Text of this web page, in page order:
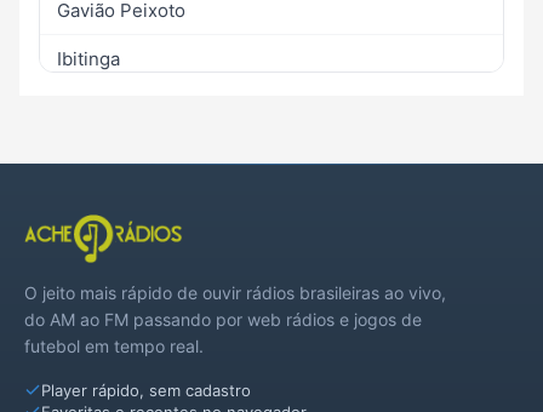
Gavião Peixoto
Ibitinga
Motuca
Nova Europa
Ribeirão Bonito
Rincão
O jeito mais rápido de ouvir rádios brasileiras ao vivo,
do AM ao FM passando por web rádios e jogos de
futebol em tempo real.
Player rápido, sem cadastro